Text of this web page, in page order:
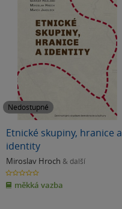
Nedostupné
Etnické skupiny, hranice a
identity
Miroslav Hroch & další
0.0
z
5
hvězdiček
měkká vazba